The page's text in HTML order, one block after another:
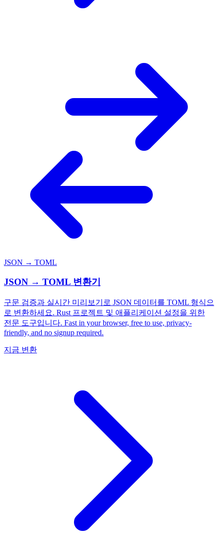
JSON → TOML
JSON → TOML 변환기
구문 검증과 실시간 미리보기로 JSON 데이터를 TOML 형식으
로 변환하세요. Rust 프로젝트 및 애플리케이션 설정을 위한
전문 도구입니다. Fast in your browser, free to use, privacy-
friendly, and no signup required.
지금 변환